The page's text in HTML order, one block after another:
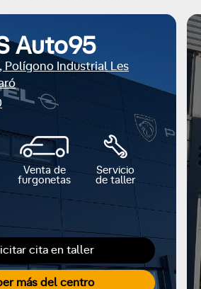
cita en taller
más del centro
Auto95
Polígono Industrial Les
Venta de
furgonetas
Servicio
de taller